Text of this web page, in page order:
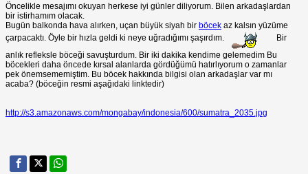
Öncelikle mesajımı okuyan herkese iyi günler diliyorum. Bilen arkadaşlardan
bir istirhamım olacak.
Bugün balkonda hava alırken, uçan büyük siyah bir böcek az kalsın yüzüme
çarpacaktı. Öyle bir hızla geldi ki neye uğradığımı şaşırdım.
Bir
anlık refleksle böceği savuşturdum. Bir iki dakika kendime gelemedim Bu
böcekleri daha öncede kırsal alanlarda gördüğümü hatırlıyorum o zamanlar
pek önemsememiştim. Bu böcek hakkında bilgisi olan arkadaşlar var mı
acaba? (böceğin resmi aşağıdaki linktedir)
http://s3.amazonaws.com/mongabay/indonesia/600/sumatra_2035.jpg